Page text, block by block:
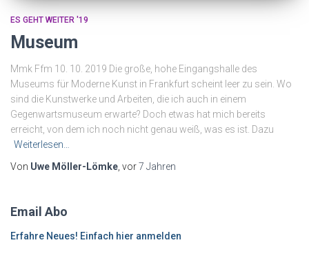
ES GEHT WEITER '19
Museum
Mmk Ffm 10. 10. 2019 Die große, hohe Eingangshalle des
Museums für Moderne Kunst in Frankfurt scheint leer zu sein. Wo
sind die Kunstwerke und Arbeiten, die ich auch in einem
Gegenwartsmuseum erwarte? Doch etwas hat mich bereits
erreicht, von dem ich noch nicht genau weiß, was es ist. Dazu
Weiterlesen…
Von Uwe Möller-Lömke , vor7 Jahren
Email Abo
Erfahre Neues! Einfach hier anmelden